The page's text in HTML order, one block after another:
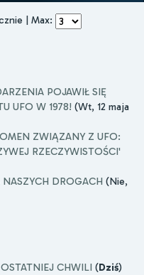
| Max:
POJAWIŁ SIĘ
UFO W 1978! (Wt, 12 maja
ZWIĄZANY Z UFO:
RZECZYWISTOŚCI'
DROGACH (Nie,
CHWILI (Dziś)